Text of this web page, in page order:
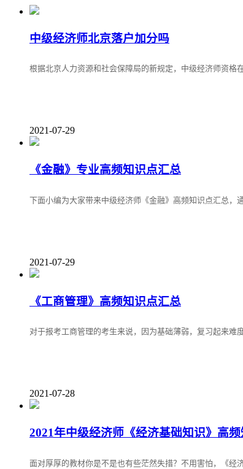
中级经济师北京落户加分吗
根据北京人力资源和社会保障局的新规定，中级经济师资格
2021-07-29
《金融》专业高频知识点汇总
下面小编为大家带来中级经济师《金融》高频知识点汇总，
2021-07-29
《工商管理》高频知识点汇总
对于报考工商管理的考生来说，因为基础薄弱，复习起来难
2021-07-28
2021年中级经济师《经济基础知识》高
面对厚厚的教材你是不是也有些茫然失措？不用害怕，《经